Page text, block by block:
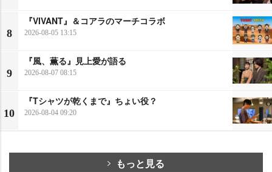
8
『VIVANT』＆コアラのマーチコラボ
2026-08-05 13:15
9
『風、薫る』見上愛が語る
2026-08-07 08:15
10
『Tシャツが乾くまで』ちょい役？
2026-08-04 09:20
もっと見る